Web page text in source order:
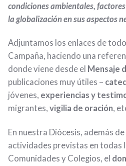
condiciones ambientales,
la globalización en sus aspectos
Adjuntamos los enlaces de
Campaña, haciendo una
donde viene desde el Mensaje
publicaciones muy útiles –
jóvenes, experiencias y
migrantes, vigilia de oración,
En nuestra Diócesis, además
actividades previstas en todas
Comunidades y Colegios, el